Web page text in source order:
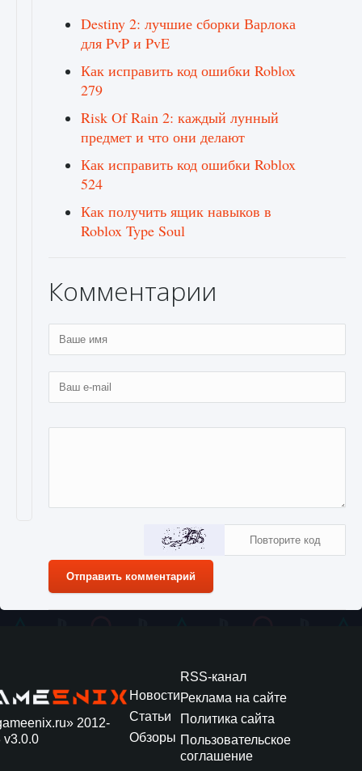
Destiny 2: лучшие сборки Варлока
для PvP и PvE
Как исправить код ошибки Roblox
279
Risk Of Rain 2: каждый лунный
предмет и что они делают
Как исправить код ошибки Roblox
524
Как получить ящик навыков в
Roblox Type Soul
Комментарии
Отправить комментарий
2012-
v3.0.0
Новости
Статьи
Обзоры
RSS-канал
Реклама на сайте
Политика сайта
Пользовательское
соглашение